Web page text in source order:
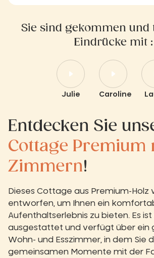
Sie sind gekommen und
Eindrücke mit :
Julie Caroline
Entdecken Sie
Cottage Premium
Zimmern!
Dieses Cottage aus Premium-Holz
entworfen, um Ihnen ein
Aufenthaltserlebnis zu bieten. Es ist
ausgestattet und verfügt über ein
Wohn- und Esszimmer, in dem Sie
gemeinsamen Momente mit der